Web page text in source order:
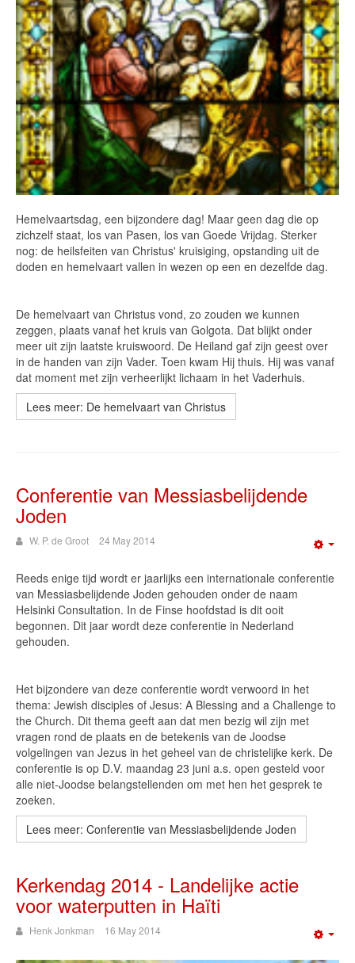
Hemelvaartsdag, een bijzondere dag! Maar geen dag die op
zichzelf staat, los van Pasen, los van Goede Vrijdag. Sterker
nog: de heilsfeiten van Christus' kruisiging, opstanding uit de
doden en hemelvaart vallen in wezen op een en dezelfde dag.
De hemelvaart van Christus vond, zo zouden we kunnen
zeggen, plaats vanaf het kruis van Golgota. Dat blijkt onder
meer uit zijn laatste kruiswoord. De Heiland gaf zijn geest over
in de handen van zijn Vader. Toen kwam Hij thuis. Hij was vanaf
dat moment met zijn verheerlijkt lichaam in het Vaderhuis.
Lees meer: De hemelvaart van Christus
Conferentie van Messiasbelijdende
Joden
W. P. de Groot 24 May 2014
Reeds enige tijd wordt er jaarlijks een internationale conferentie
van Messiasbelijdende Joden gehouden onder de naam
Helsinki Consultation. In de Finse hoofdstad is dit ooit
begonnen. Dit jaar wordt deze conferentie in Nederland
gehouden.
Het bijzondere van deze conferentie wordt verwoord in het
thema: Jewish disciples of Jesus: A Blessing and a Challenge to
the Church. Dit thema geeft aan dat men bezig wil zijn met
vragen rond de plaats en de betekenis van de Joodse
volgelingen van Jezus in het geheel van de christelijke kerk. De
conferentie is op D.V. maandag 23 juni a.s. open gesteld voor
alle niet-Joodse belangstellenden om met hen het gesprek te
zoeken.
Lees meer: Conferentie van Messiasbelijdende Joden
Kerkendag 2014 - Landelijke actie
voor waterputten in Haïti
Henk Jonkman 16 May 2014